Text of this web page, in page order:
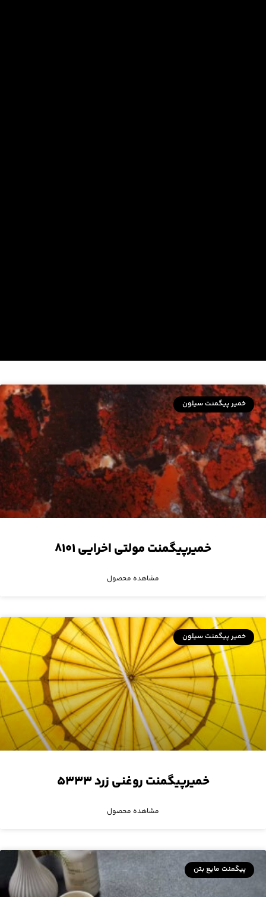
خمیر پیگمنت سیلون
خمیرپیگمنت مولتی اخرایی ۸۱۰۱
مشاهده محصول
خمیر پیگمنت سیلون
خمیرپیگمنت روغنی زرد ۵۳۳۳
مشاهده محصول
پیگمنت مایع بتن